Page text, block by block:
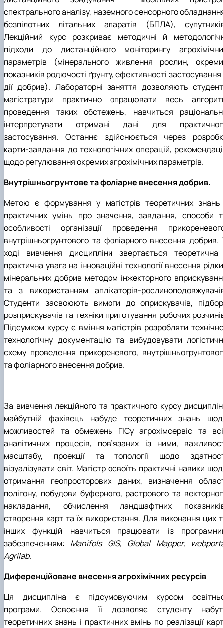
спектрального аналізу, наземного сенсорного
безпілотних літальних апаратів (БПЛА),
Лекційний курс розкриває методичні й
підходи до дистанційного моніторингу
параметрів (мінерального живлення рослин,
показників родючості ґрунту, ефективності застосування
дії добрив). Лабораторні заняття дозволяють
магістратури практично опрацювати весь
проведення таких обстежень, навчиться
інтерпретувати отримані дані для
застосування. Останнє здійснюється через
карти-завдання до технологічних операцій,
щодо регулювання окремих агрохімічних параметрів.
Внутрішньогрунтове та фоліарне внесення добрив.
Метою є формування у магістрів теоретичних знань
практичних умінь про значення, завдання, способи
особливості організації проведення
внутрішньогрунтового та фоліарного внесення добрив.
ході вивчення дисципліни звертається теоретична
практична увага на інноваційні технології внесення
мінеральних добрив методом інжекторного
та з використанням аплікаторів-
Студенти засвоюють вимоги до оприскувачів,
розприскувачів та техніки приготування робочих
Підсумком курсу є вміння магістрів розробляти
технологічну документацію та вибудовувати
схему проведення прикореневого,
та фоліарного внесення добрив.
За вивчення лекційного та практичного курсу
майбутній фахівець набуде теоретичних знань
можливостей та обмежень ГІСу агрохімсервіс та
аналітичних процесів, пов’язаних із ними,
масштабу, проекції та топології щодо
візуалізувати світ. Магістр освоїть практичні навики
отримання геопросторових даних, визначення
полігону, побудови буферного, растрового та
накладання, обчислення ландшафтних
створення карт та їх використання. Для виконання цих
інших функцій навчиться працювати із
забезпеченням: Manifols GIS, Global Mapper,
Agrilab.
Диференційоване внесення агрохімічних ресурсів
Ця дисципліна є підсумовуючим курсом
програми. Освоєння її дозволяє студенту
теоретичних знань і практичних вмінь по реалізації